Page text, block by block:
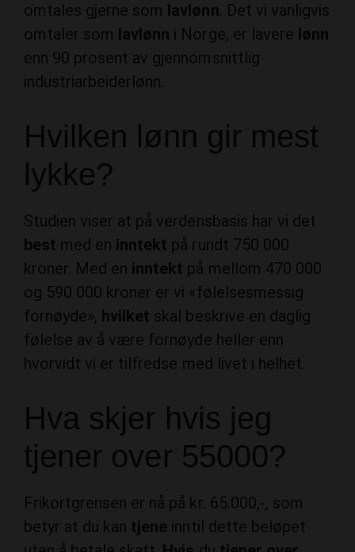
omtales gjerne som lavlønn . Det vi vanligvis
omtaler som lavlønn i Norge, er lavere lønn
enn 90 prosent av gjennomsnittlig
industriarbeiderlønn.
Hvilken lønn gir mest
lykke?
Studien viser at på verdensbasis har vi det
best med en inntekt på rundt 750 000
kroner. Med en inntekt på mellom 470 000
og 590 000 kroner er vi «følelsesmessig
fornøyde», hvilket skal beskrive en daglig
følelse av å være fornøyde heller enn
hvorvidt vi er tilfredse med livet i helhet.
Hva skjer hvis jeg
tjener over 55000?
Frikortgrensen er nå på kr. 65.000,-, som
betyr at du kan tjene inntil dette beløpet